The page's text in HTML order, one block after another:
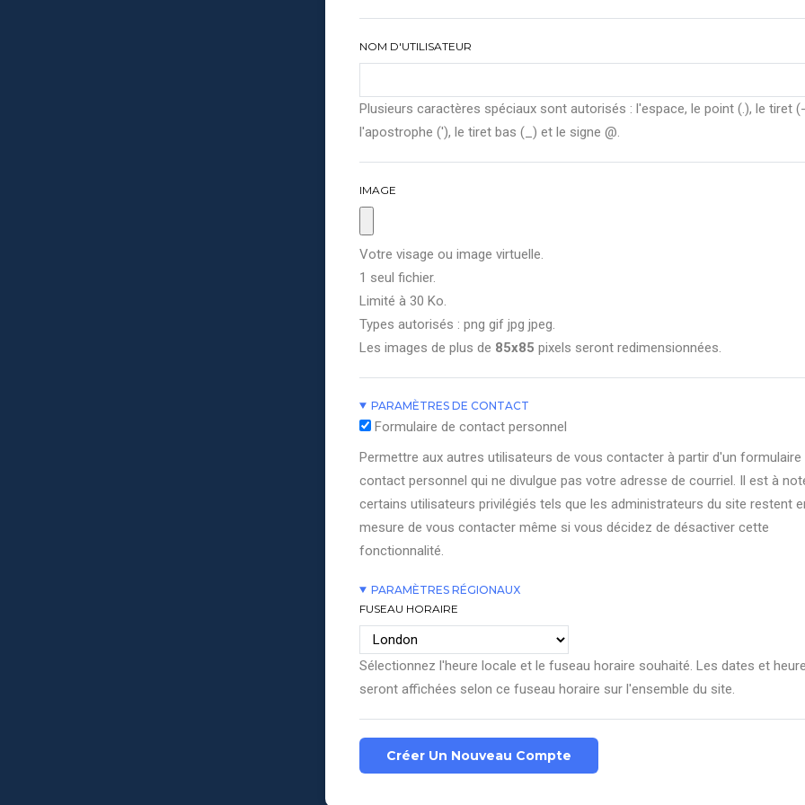
NOM D'UTILISATEUR
Plusieurs caractères spéciaux sont autorisés : l'espace, le point (.), le tiret
l'apostrophe ('), le tiret bas (_) et le signe @.
IMAGE
Votre visage ou image virtuelle.
1 seul fichier.
Limité à 30 Ko.
Types autorisés : png gif jpg jpeg.
Les images de plus de 85x85 pixels seront redimensionnées.
PARAMÈTRES DE CONTACT
Formulaire de contact personnel
Permettre aux autres utilisateurs de vous contacter à partir d'un formulaire
contact personnel qui ne divulgue pas votre adresse de courriel. Il est à
certains utilisateurs privilégiés tels que les administrateurs du site restent
mesure de vous contacter même si vous décidez de désactiver cette
fonctionnalité.
PARAMÈTRES RÉGIONAUX
FUSEAU HORAIRE
Sélectionnez l'heure locale et le fuseau horaire souhaité. Les dates et
seront affichées selon ce fuseau horaire sur l'ensemble du site.